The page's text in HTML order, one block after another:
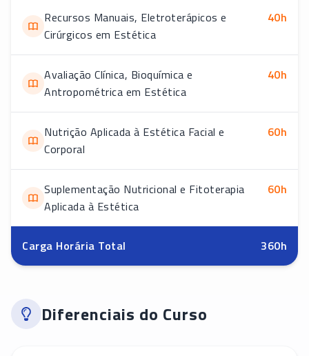
Recursos Manuais, Eletroterápicos e
Cirúrgicos em Estética
40h
Avaliação Clínica, Bioquímica e
Antropométrica em Estética
40h
Nutrição Aplicada à Estética Facial e
Corporal
60h
Suplementação Nutricional e Fitoterapia
Aplicada à Estética
60h
Carga Horária Total 360h
Diferenciais do Curso